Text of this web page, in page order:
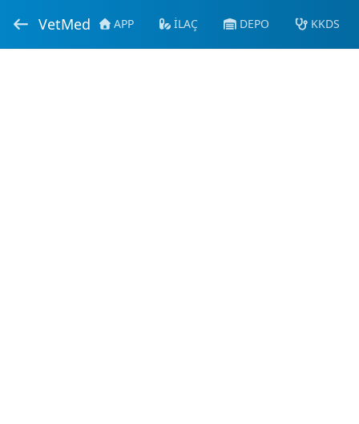
VetMed APP İLAÇ DEPO KKDS